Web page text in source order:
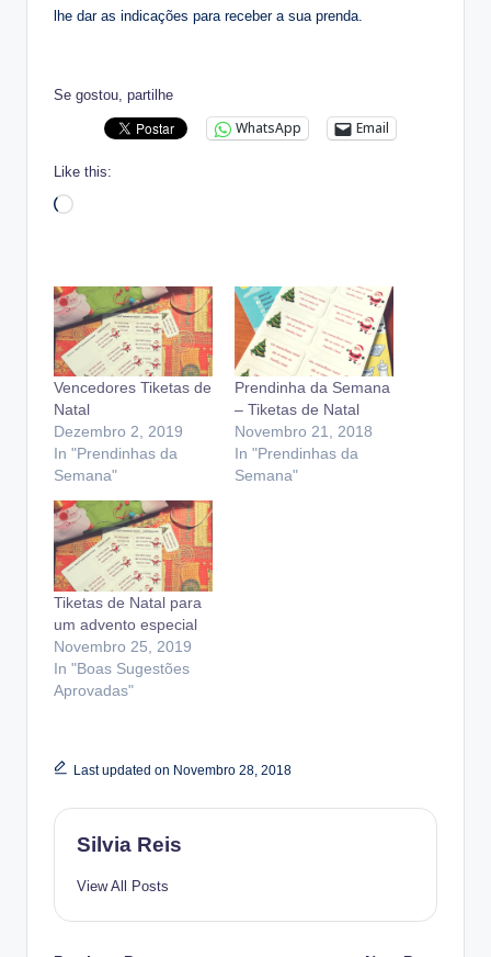
lhe dar as indicações para receber a sua prenda.
Se gostou, partilhe
WhatsApp Email
Like this:
Loading…
Vencedores Tiketas de
Natal
Dezembro 2, 2019
In "Prendinhas da
Semana"
Prendinha da Semana
– Tiketas de Natal
Novembro 21, 2018
In "Prendinhas da
Semana"
Tiketas de Natal para
um advento especial
Novembro 25, 2019
In "Boas Sugestões
Aprovadas"
Last updated on Novembro 28, 2018
Silvia Reis
View All Posts